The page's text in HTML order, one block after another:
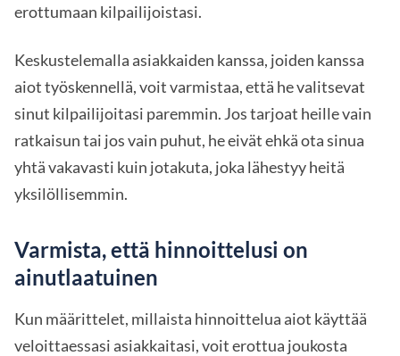
erottumaan kilpailijoistasi.
Keskustelemalla asiakkaiden kanssa, joiden kanssa
aiot työskennellä, voit varmistaa, että he valitsevat
sinut kilpailijoitasi paremmin. Jos tarjoat heille vain
ratkaisun tai jos vain puhut, he eivät ehkä ota sinua
yhtä vakavasti kuin jotakuta, joka lähestyy heitä
yksilöllisemmin.
Varmista, että hinnoittelusi on
ainutlaatuinen
Kun määrittelet, millaista hinnoittelua aiot käyttää
veloittaessasi asiakkaitasi, voit erottua joukosta